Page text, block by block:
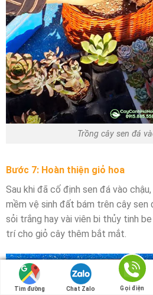
Trồng cây sen đá
Bước 7: Hoàn thiện giỏ hoa
Sau khi đã cố định sen đá vào
mềm vệ sinh đất bám trên cây sen
sỏi trắng hay vài viên bi thủy tinh
trí cho giỏ cây thêm bắt mắt.
Tìm đường Chat Zalo Gọi điện
Tìm đường Chat Zalo Gọi điện